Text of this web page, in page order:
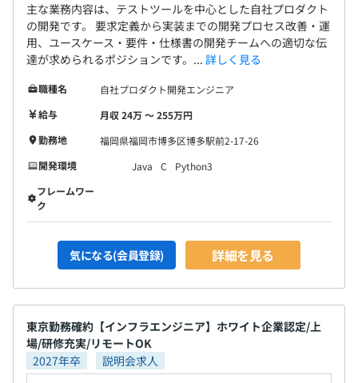
主な業務内容は、テストツールを中心とした自社プロダクト
の開発です。 要求定義から実装までの開発プロセス改善・運
用、ユースケース・要件・仕様書の開発チームへの適切な伝
達が求められるポジションです。... 詳しく見る
職種名
自社プロダクト開発エンジニア
給与
月収 24万 〜 255万円
勤務地
福岡県福岡市博多区博多駅前2-17-26
開発環境
Java C
Python3
フレームワー
ク
気になる(会員登録) 詳細を見る
東京勤務確約【インフラエンジニア】ホワイト企業認定/上
場/研修充実/リモートOK
2027年卒
説明会求人